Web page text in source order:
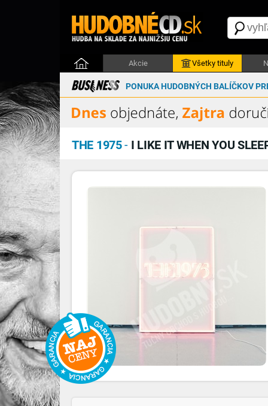
Akcie Všetky tituly
PONUKA HUDOBNÝCH BALÍČKOV
THE 1975- I LIKE IT WHEN YOU